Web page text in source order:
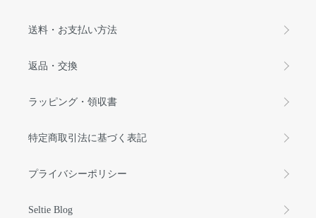
送料・お支払い方法
返品・交換
ラッピング・領収書
特定商取引法に基づく表記
プライバシーポリシー
Seltie Blog